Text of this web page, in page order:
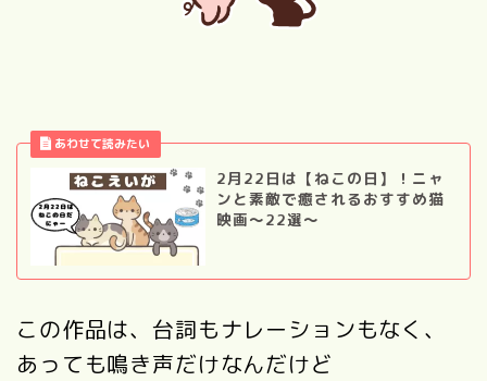
2月22日は【ねこの日】！ニャ
ンと素敵で癒されるおすすめ猫
映画～22選～
この作品は、台詞もナレーションもなく、
あっても鳴き声だけなんだけど